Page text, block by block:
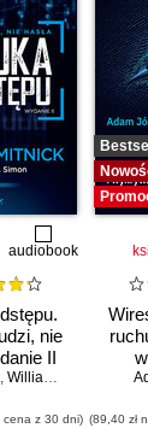
audiobook
nie
II
, William L. Simon
cena z 30 dni) (89,40 zł